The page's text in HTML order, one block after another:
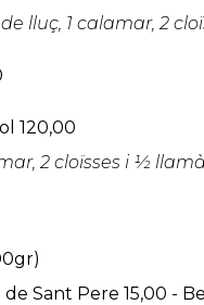
lluç, 1 calamar, 2
120,00
2 cloïsses i ½
Sant Pere 15,00 -